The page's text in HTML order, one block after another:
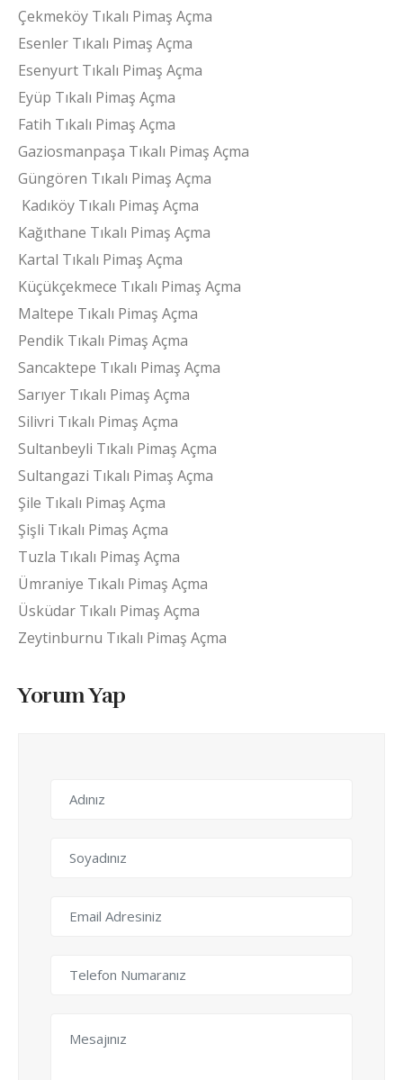
Çekmeköy Tıkalı Pimaş Açma
Esenler Tıkalı Pimaş Açma
Esenyurt Tıkalı Pimaş Açma
Eyüp Tıkalı Pimaş Açma
Fatih Tıkalı Pimaş Açma
Gaziosmanpaşa Tıkalı Pimaş Açma
Güngören Tıkalı Pimaş Açma
Kadıköy Tıkalı Pimaş Açma
Kağıthane Tıkalı Pimaş Açma
Kartal Tıkalı Pimaş Açma
Küçükçekmece Tıkalı Pimaş Açma
Maltepe Tıkalı Pimaş Açma
Pendik Tıkalı Pimaş Açma
Sancaktepe Tıkalı Pimaş Açma
Sarıyer Tıkalı Pimaş Açma
Silivri Tıkalı Pimaş Açma
Sultanbeyli Tıkalı Pimaş Açma
Sultangazi Tıkalı Pimaş Açma
Şile Tıkalı Pimaş Açma
Şişli Tıkalı Pimaş Açma
Tuzla Tıkalı Pimaş Açma
Ümraniye Tıkalı Pimaş Açma
Üsküdar Tıkalı Pimaş Açma
Zeytinburnu Tıkalı Pimaş Açma
Yorum Yap